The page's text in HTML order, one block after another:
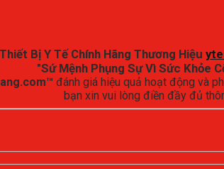
Thiết Bị Y Tế Chính Hãng Thương Hiệu
"Sứ Mệnh Phụng Sự Vì Sức Khỏe
đánh giá hiệu quả hoạt động và
bạn xin vui lòng điền đầy đủ